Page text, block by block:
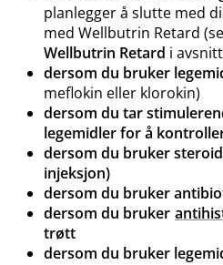
planlegger å slutte med
med Wellbutrin Retard
Wellbutrin Retard i
dersom du bruker
meflokin eller klorokin)
dersom du tar
legemidler for å
dersom du bruker
injeksjon)
dersom du bruker
dersom du bruker
trøtt
dersom du bruker